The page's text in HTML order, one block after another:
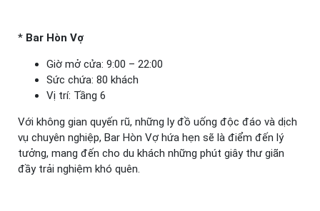
* Bar Hòn Vợ
Giờ mở cửa: 9:00 – 22:00
Sức chứa: 80 khách
Vị trí: Tầng 6
Với không gian quyến rũ, những ly đồ uống độc đáo và dịch
vụ chuyên nghiệp, Bar Hòn Vợ hứa hẹn sẽ là điểm đến lý
tưởng, mang đến cho du khách những phút giây thư giãn
đầy trải nghiệm khó quên.